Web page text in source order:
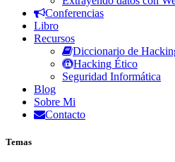
Conferencias
Libro
Recursos
Diccionario de
Hacking Ético
Seguridad Informática
Blog
Sobre Mi
Contacto
Temas